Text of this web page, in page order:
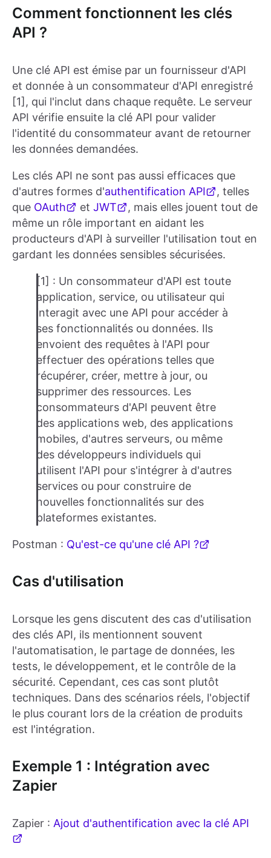
Comment fonctionnent les clés
API ?
Une clé API est émise par un fournisseur d'API
et donnée à un consommateur d'API enregistré
[1], qui l'inclut dans chaque requête. Le serveur
API vérifie ensuite la clé API pour valider
l'identité du consommateur avant de retourner
les données demandées.
Les clés API ne sont pas aussi efficaces que
d'autres formes d'authentification API
, telles
que OAuth et JWT
, mais elles jouent tout de
même un rôle important en aidant les
producteurs d'API à surveiller l'utilisation tout en
gardant les données sensibles sécurisées.
[1] : Un consommateur d'API est toute
application, service, ou utilisateur qui
interagit avec une API pour accéder à
ses fonctionnalités ou données. Ils
envoient des requêtes à l'API pour
effectuer des opérations telles que
récupérer, créer, mettre à jour, ou
supprimer des ressources. Les
consommateurs d'API peuvent être
des applications web, des applications
mobiles, d'autres serveurs, ou même
des développeurs individuels qui
utilisent l'API pour s'intégrer à d'autres
services ou pour construire de
nouvelles fonctionnalités sur des
plateformes existantes.
Postman : Qu'est-ce qu'une clé API ?
Cas d'utilisation
Lorsque les gens discutent des cas d'utilisation
des clés API, ils mentionnent souvent
l'automatisation, le partage de données, les
tests, le développement, et le contrôle de la
sécurité. Cependant, ces cas sont plutôt
techniques. Dans des scénarios réels, l'objectif
le plus courant lors de la création de produits
est l'intégration.
Exemple 1 : Intégration avec
Zapier
Zapier : Ajout d'authentification avec la clé API